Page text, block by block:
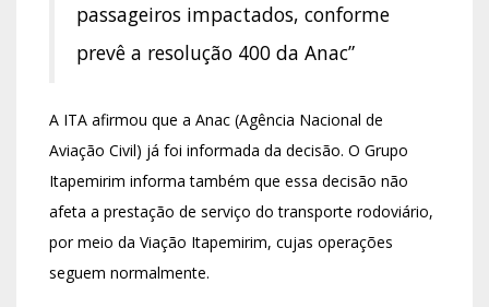
passageiros impactados, conforme
prevê a resolução 400 da Anac”
A ITA afirmou que a Anac (Agência Nacional de
Aviação Civil) já foi informada da decisão. O Grupo
Itapemirim informa também que essa decisão não
afeta a prestação de serviço do transporte rodoviário,
por meio da Viação Itapemirim, cujas operações
seguem normalmente.